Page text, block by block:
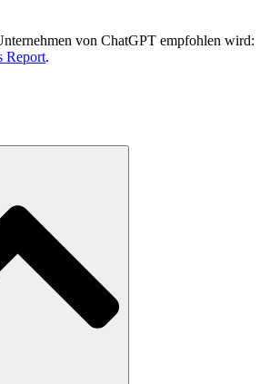
von ChatGPT empfohlen wird:
Report.